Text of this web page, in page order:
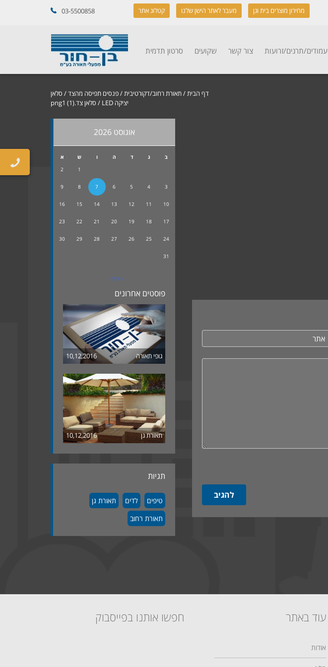
03-5500858 מחירון מוצרים בית וגן מעבר לאתר הישן שלנו קטלוג אתר
עמודים/תרנים/זרועות צור קשר שקועים סרטון תדמית
דף הבית/תאורת רחוב/דקורטיבית/פנסים תפיסה מהצד/ סלאן
יציקה LED
/ סלאן צד.png1 (1)
אוגוסט 2026
ב ג ד ה ו ש
א
1
2
3
4
5
6
7
8
9
10
11
12
13
14
15
16
17
18
19
20
21
22
23
24
25
26
27
28
29
30
31
« דצמ
פוסטים אחרונים
גופי תאורה 10,12,2016
תאורת גן 10,12,2016
תגיות
טיפים לדים
תאורת גן
תאורת רחוב
חפשו אותנו בפייסבוק עוד באתר
אודות